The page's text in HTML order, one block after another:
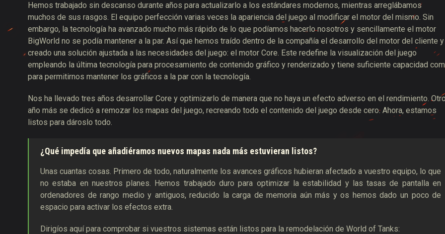
Hemos trabajado sin descanso durante años para actualizarlo a los estándares modernos, mientras arreglábamos
muchos de sus rasgos. El equipo perfección varias veces la apariencia del juego al modificar el motor del mismo. Sin
embargo, la tecnología ha avanzado mucho más rápido de lo que podíamos hacerlo nosotros y sencillamente el motor
BigWorld no se podía mantener a la par. Así que hemos traído dentro de la compañía el desarrollo del motor del cliente y
creado una solución ajustada a las necesidades del juego: el motor Core. Este redefine la visualización del juego
empleando la última tecnología para procesamiento de contenido gráfico y renderizado y tiene suficiente capacidad
para permitirnos mantener los gráficos a la par con la tecnología.
Nos ha llevado tres años desarrollar Core y optimizarlo de manera que no haya un efecto adverso en el rendimiento.
año más se dedicó a remozar los mapas del juego, recreando todo el contenido del juego desde cero. Ahora, estamos
listos para dároslo todo.
¿Qué impedía que añadiéramos nuevos mapas nada más estuvieran listos?
Unas cuantas cosas. Primero de todo, naturalmente los avances gráficos hubieran afectado a vuestro equipo, lo que
no estaba en nuestros planes. Hemos trabajado duro para optimizar la estabilidad y las tasas de pantalla en
ordenadores de rango medio y antiguos, reducido la carga de memoria aún más y os hemos dado un poco de
espacio para activar los efectos extra.
Dirigíos aquí para comprobar si vuestros sistemas están listos para la remodelación de World of Tanks: